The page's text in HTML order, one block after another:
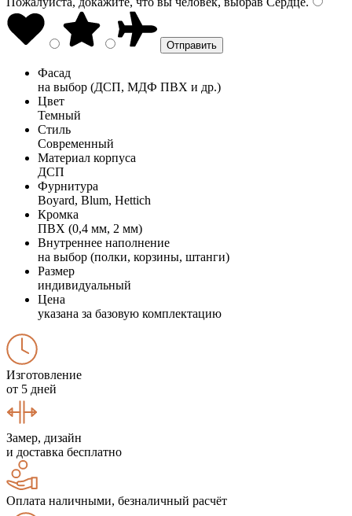
Фасад
на выбор (ДСП, МДФ ПВХ и др.)
Цвет
Темный
Стиль
Современный
Материал корпуса
ДСП
Фурнитура
Boyard, Blum, Hettich
Кромка
ПВХ (0,4 мм, 2 мм)
Внутреннее наполнение
на выбор (полки, корзины, штанги)
Размер
индивидуальный
Цена
указана за базовую комплектацию
Изготовление
от 5 дней
Замер, дизайн
и доставка бесплатно
Оплата наличными, безналичный расчёт